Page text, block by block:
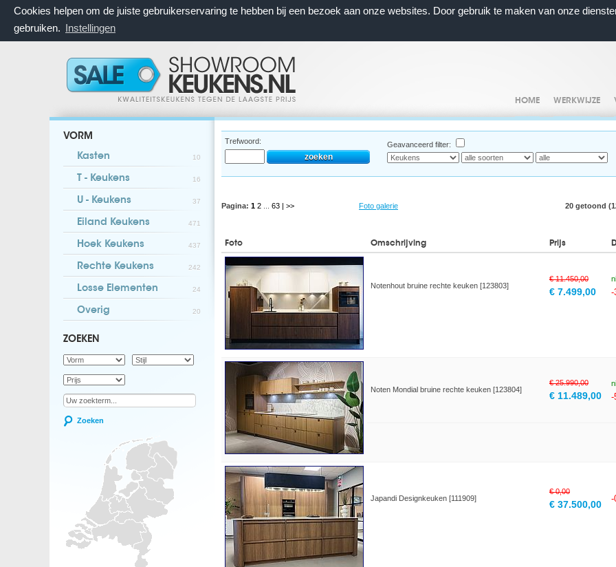
Cookies helpen om de juiste gebruikerservaring te hebben bij een bezoek aan onze websites. Door gebruik te maken van onze
gebruiken. Instellingen
HOME WERKWIJZE
VORM
Kasten 10
T - Keukens 16
U - Keukens 37
Eiland Keukens 471
Hoek Keukens 437
Rechte Keukens 242
Losse Elementen 24
Overig 20
ZOEKEN
Zoeken
Trefwoord: Geavanceerd filter:
Pagina: 1 2 63 | >> Foto galerie 20 getoond
Foto Omschrijving Prijs
Notenhout bruine rechte keuken [123803]
€ 11.450,00
€ 7.499,00 -
Noten Mondial bruine rechte keuken [123804]
€ 25.990,00
€ 11.489,00 -
Japandi Designkeuken [111909]
€ 0,00
€ 37.500,00
-